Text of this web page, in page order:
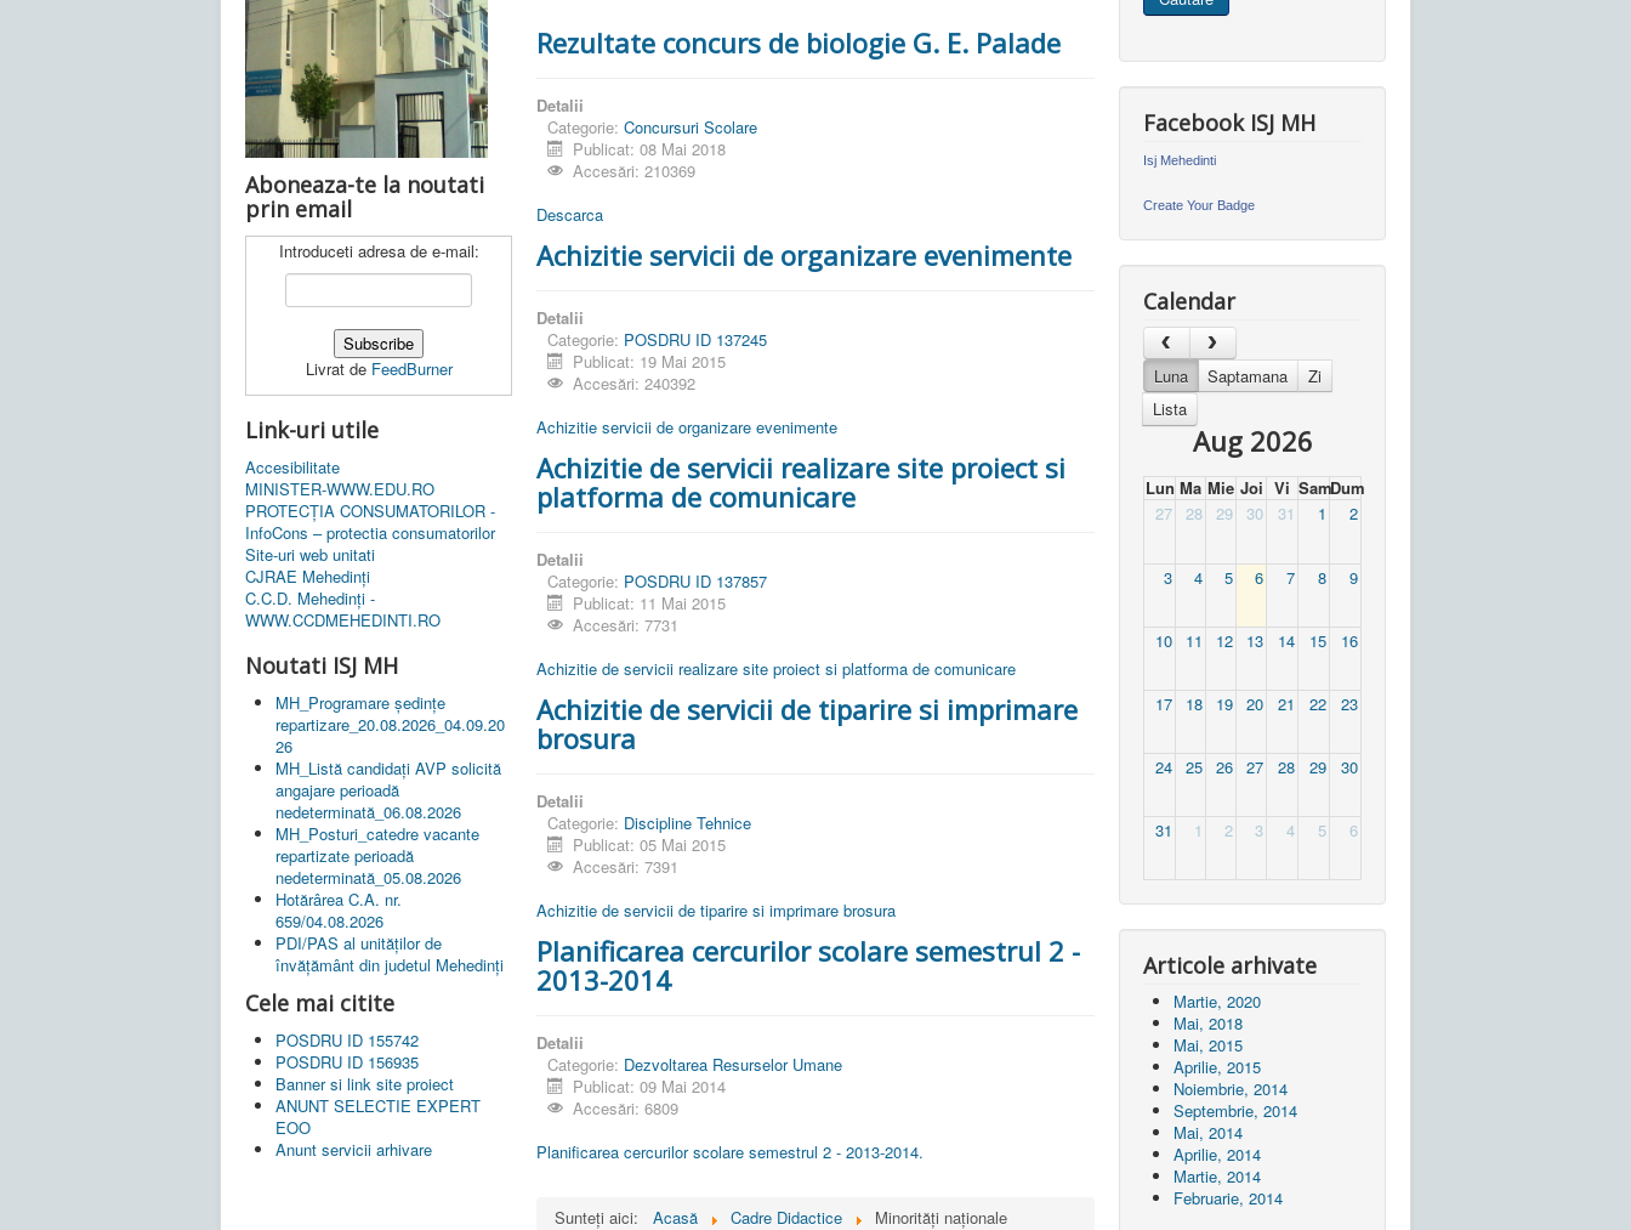
Aboneaza-te la noutati
prin email
Introduceti adresa de e-mail:
Livrat de FeedBurner
Link-uri utile
Accesibilitate
MINISTER-WWW.EDU.RO
PROTECȚIA CONSUMATORILOR -
InfoCons – protectia consumatorilor
Site-uri web unitati
CJRAE Mehedinți
C.C.D. Mehedinţi -
WWW.CCDMEHEDINTI.RO
Noutati ISJ MH
MH_Programare ședințe
repartizare_20.08.2026_04.09.20
26
MH_Listă candidați AVP solicită
angajare perioadă
nedeterminată_06.08.2026
MH_Posturi_catedre vacante
repartizate perioadă
nedeterminată_05.08.2026
Hotărârea C.A. nr.
659/04.08.2026
PDI/PAS al unităților de
învățământ din judetul Mehedinți
Cele mai citite
POSDRU ID 155742
POSDRU ID 156935
Banner si link site proiect
ANUNT SELECTIE EXPERT
EOO
Anunt servicii arhivare
Rezultate concurs de biologie G. E. Palade
Detalii
Categorie: Concursuri Scolare
Publicat: 08 Mai 2018
Accesări: 210369
Descarca
Achizitie servicii de organizare evenimente
Detalii
Categorie: POSDRU ID 137245
Publicat: 19 Mai 2015
Accesări: 240392
Achizitie servicii de organizare evenimente
Achizitie de servicii realizare site proiect si
platforma de comunicare
Detalii
Categorie: POSDRU ID 137857
Publicat: 11 Mai 2015
Accesări: 7731
Achizitie de servicii realizare site proiect si platforma de comunicare
Achizitie de servicii de tiparire si imprimare
brosura
Detalii
Categorie: Discipline Tehnice
Publicat: 05 Mai 2015
Accesări: 7391
Achizitie de servicii de tiparire si imprimare brosura
Planificarea cercurilor scolare semestrul 2 -
2013-2014
Detalii
Categorie: Dezvoltarea Resurselor Umane
Publicat: 09 Mai 2014
Accesări: 6809
Planificarea cercurilor scolare semestrul 2 - 2013-2014.
Sunteți aici: Acasă Cadre Didactice Minorități naționale
Facebook ISJ MH
Isj Mehedinti
Create Your Badge
Calendar
Luna Saptamana
Zi
Lista
Aug 2026
Lun Ma Mie Joi Vi SamDum
27
28 29 30 31 1 2
3 4 5 6 7 8 9
10 11 12 13 14 15 16
17 18 19 20 21 22 23
24 25 26 27 28 29 30
31 1 2 3 4 5 6
Articole arhivate
Martie, 2020
Mai, 2018
Mai, 2015
Aprilie, 2015
Noiembrie, 2014
Septembrie, 2014
Mai, 2014
Aprilie, 2014
Martie, 2014
Februarie, 2014